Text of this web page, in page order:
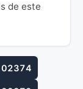
de este
02374